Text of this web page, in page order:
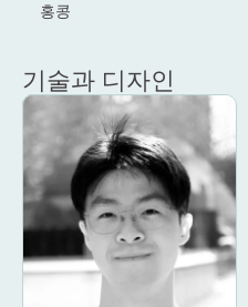
홍콩
기술과 디자인